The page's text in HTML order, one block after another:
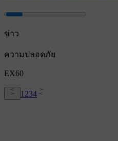
ข่าว
ความปลอดภัย
EX60
1 234